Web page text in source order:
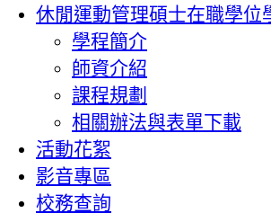
休閒運動管理碩士在職學位
學程簡介
師資介紹
課程規劃
相關辦法與表單下載
活動花絮
影音專區
校務查詢